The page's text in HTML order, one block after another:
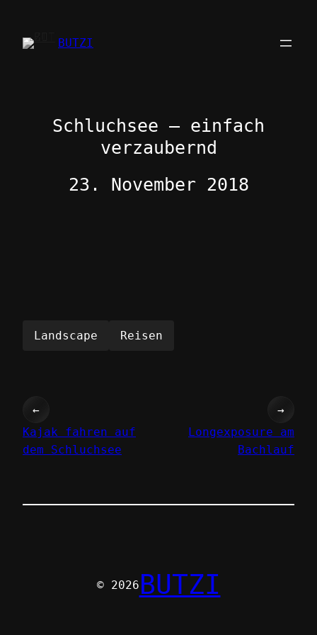
springenBUTZI
Schluchsee – einfach
verzaubernd
23. November 2018
Landscape Reisen
←
Kajak fahren auf
dem Schluchsee
Longexposure am
Bachlauf
→
© 2026 BUTZI